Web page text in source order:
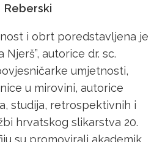
Reberski
i obrt poredstavljena je
Njerš”, autorice dr. sc.
umjetnosti,
u mirovini, autorice
studija, retrospektivnih i
hrvatskog slikarstva 20.
su promovirali akademik